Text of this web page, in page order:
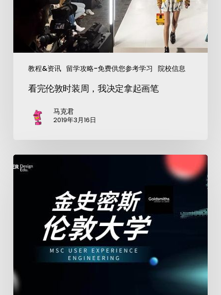
教程&资讯 留学攻略-免费供您参考学习 院校信息
看完伦敦时装周，我决定拿起画笔
马克君
2019年3月16日